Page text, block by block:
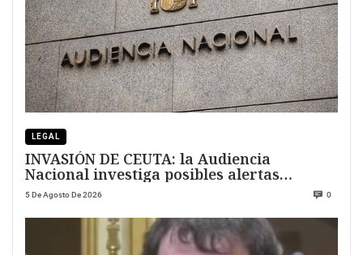
LEGAL
INVASIÓN DE CEUTA: la Audiencia
Nacional investiga posibles alertas
previas
5 De Agosto De 2026 0